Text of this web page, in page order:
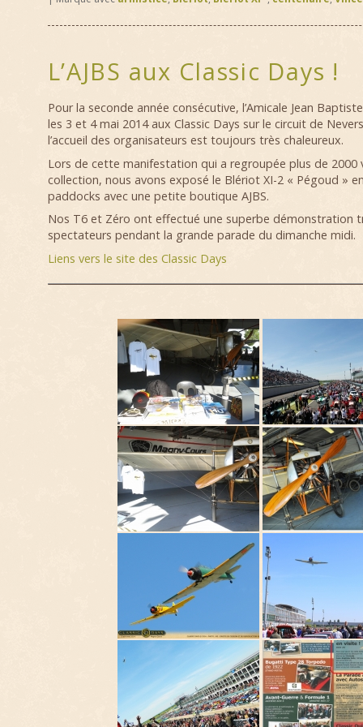
L’AJBS aux Classic Days !
Pour la seconde année consécutive, l’Amicale Jean
les 3 et 4 mai 2014 aux Classic Days sur le circuit de
l’accueil des organisateurs est toujours très chaleureux.
Lors de cette manifestation qui a regroupée plus de 2000
collection, nous avons exposé le Blériot XI-2 « Pégoud »
paddocks avec une petite boutique AJBS.
Nos T6 et Zéro ont effectué une superbe démonstration
spectateurs pendant la grande parade du dimanche midi.
Liens vers le site des Classic Days